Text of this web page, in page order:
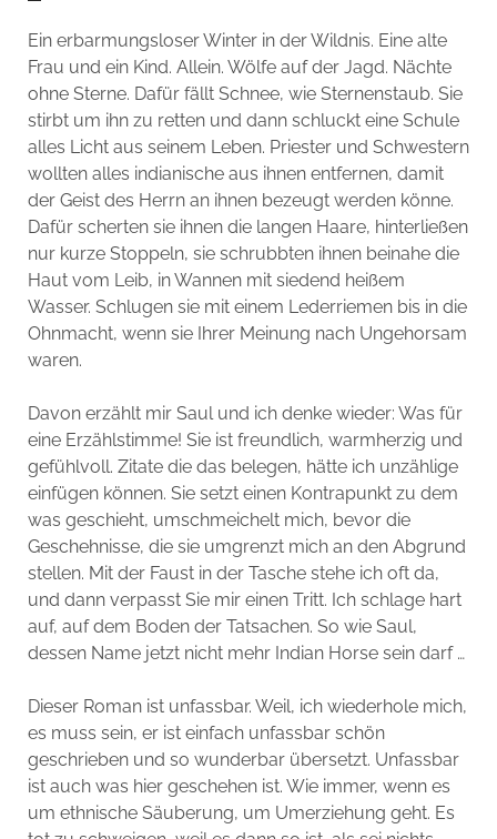
Ein erbarmungsloser Winter in der Wildnis. Eine alte
Frau und ein Kind. Allein. Wölfe auf der Jagd. Nächte
ohne Sterne. Dafür fällt Schnee, wie Sternenstaub. Sie
stirbt um ihn zu retten und dann schluckt eine Schule
alles Licht aus seinem Leben. Priester und Schwestern
wollten alles indianische aus ihnen entfernen, damit
der Geist des Herrn an ihnen bezeugt werden könne.
Dafür scherten sie ihnen die langen Haare, hinterließen
nur kurze Stoppeln, sie schrubbten ihnen beinahe die
Haut vom Leib, in Wannen mit siedend heißem
Wasser. Schlugen sie mit einem Lederriemen bis in die
Ohnmacht, wenn sie Ihrer Meinung nach Ungehorsam
waren.
Davon erzählt mir Saul und ich denke wieder: Was für
eine Erzählstimme! Sie ist freundlich, warmherzig und
gefühlvoll. Zitate die das belegen, hätte ich unzählige
einfügen können. Sie setzt einen Kontrapunkt zu dem
was geschieht, umschmeichelt mich, bevor die
Geschehnisse, die sie umgrenzt mich an den Abgrund
stellen. Mit der Faust in der Tasche stehe ich oft da,
und dann verpasst Sie mir einen Tritt. Ich schlage hart
auf, auf dem Boden der Tatsachen. So wie Saul,
dessen Name jetzt nicht mehr Indian Horse sein darf …
Dieser Roman ist unfassbar. Weil, ich wiederhole mich,
es muss sein, er ist einfach unfassbar schön
geschrieben und so wunderbar übersetzt. Unfassbar
ist auch was hier geschehen ist. Wie immer, wenn es
um ethnische Säuberung, um Umerziehung geht. Es